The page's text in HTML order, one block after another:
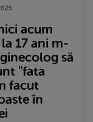
acum
17 ani m-
să
"fata
facut
în